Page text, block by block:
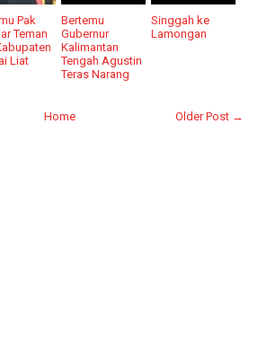
Pak
Teman
Liat
Bertemu
Gubernur
Kalimantan
Tengah Agustin
Teras Narang
Singgah ke
Lamongan
Older Post →
Home